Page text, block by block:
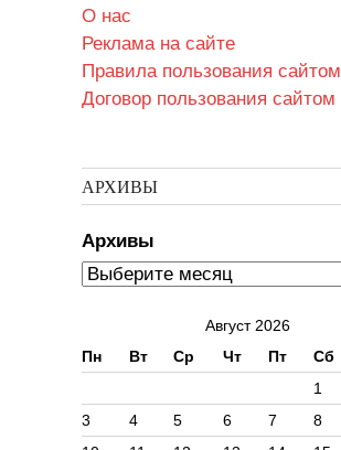
О нас
Реклама на сайте
Правила пользования сайтом
Договор пользования сайтом
АРХИВЫ
Архивы
Август 2026
Пн
Вт Ср Чт Пт Сб
1
3
4 5 6 7 8